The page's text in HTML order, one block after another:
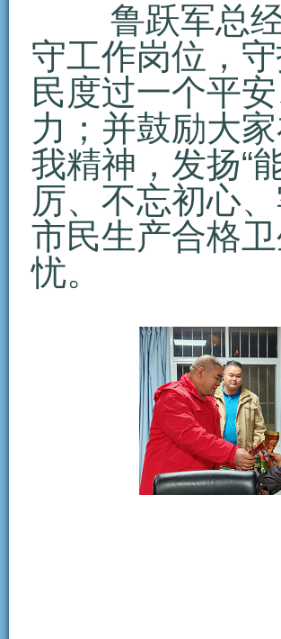
鲁跃军总经
守工作岗位，
民度过一个平
力；并鼓励大
我精神，发扬“
厉、不忘初心
市民生产合格
忧。